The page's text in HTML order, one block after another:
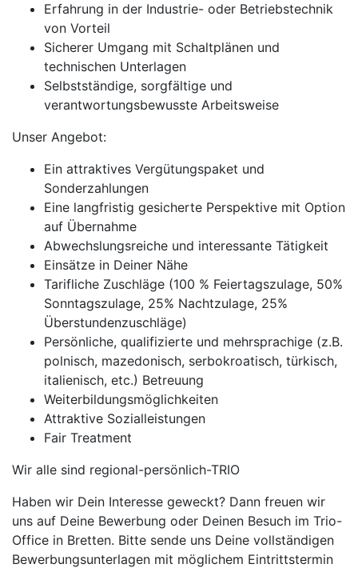
Erfahrung in der Industrie- oder Betriebstechnik
von Vorteil
Sicherer Umgang mit Schaltplänen und
technischen Unterlagen
Selbstständige, sorgfältige und
verantwortungsbewusste Arbeitsweise
Unser Angebot:
Ein attraktives Vergütungspaket und
Sonderzahlungen
Eine langfristig gesicherte Perspektive mit Option
auf Übernahme
Abwechslungsreiche und interessante Tätigkeit
Einsätze in Deiner Nähe
Tarifliche Zuschläge (100 % Feiertagszulage, 50%
Sonntagszulage, 25% Nachtzulage, 25%
Überstundenzuschläge)
Persönliche, qualifizierte und mehrsprachige (z.B.
polnisch, mazedonisch, serbokroatisch, türkisch,
italienisch, etc.) Betreuung
Weiterbildungsmöglichkeiten
Attraktive Sozialleistungen
Fair Treatment
Wir alle sind regional-persönlich-TRIO
Haben wir Dein Interesse geweckt? Dann freuen wir
uns auf Deine Bewerbung oder Deinen Besuch im Trio-
Office in Bretten. Bitte sende uns Deine vollständigen
Bewerbungsunterlagen mit möglichem Eintrittstermin